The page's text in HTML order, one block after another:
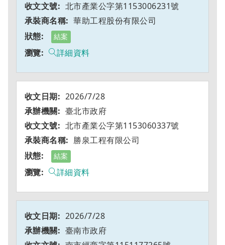
北市產業公字第1153006231號
華助工程股份有限公司
結案
詳細資料
2026/7/28
臺北市政府
北市產業公字第1153060337號
勝泉工程有限公司
結案
詳細資料
2026/7/28
臺南市政府